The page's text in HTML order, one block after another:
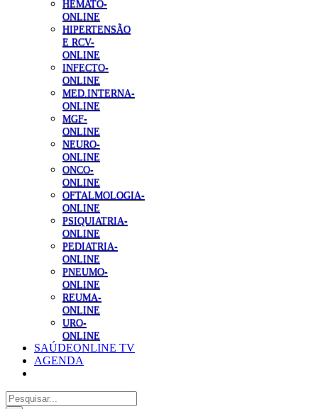
HEMATO-
ONLINE
HIPERTENSÃO
E RCV-
ONLINE
INFECTO-
ONLINE
MED.INTERNA-
ONLINE
MGF-
ONLINE
NEURO-
ONLINE
ONCO-
ONLINE
OFTALMOLOGIA-
ONLINE
PSIQUIATRIA-
ONLINE
PEDIATRIA-
ONLINE
PNEUMO-
ONLINE
REUMA-
ONLINE
URO-
ONLINE
SAÚDEONLINE TV
AGENDA
Pesquisar